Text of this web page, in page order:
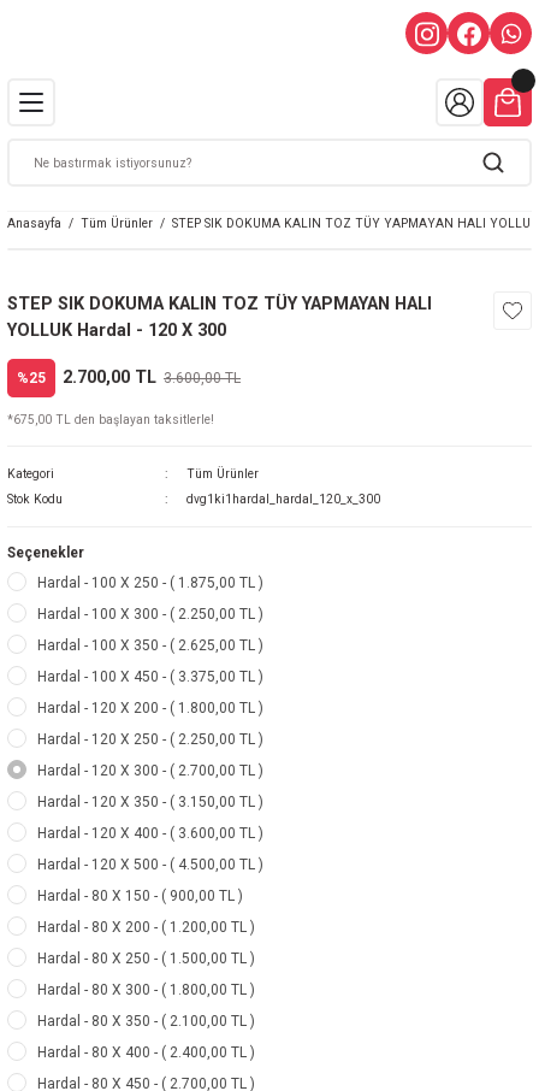
Anasayfa Tüm Ürünler STEP SIK DOKUMA KALIN TOZ TÜY YAPMAYAN HALI
STEP SIK DOKUMA KALIN TOZ TÜY YAPMAYAN HALI
YOLLUK Hardal - 120 X 300
%25 2.700,00 TL 3.600,00 TL
*675,00 TL den başlayan taksitlerle!
Kategori
Tüm Ürünler
Stok Kodu
dvg1ki1hardal_hardal_120_x_300
Seçenekler
Hardal - 100 X 250 - ( 1.875,00 TL )
Hardal - 100 X 300 - ( 2.250,00 TL )
Hardal - 100 X 350 - ( 2.625,00 TL )
Hardal - 100 X 450 - ( 3.375,00 TL )
Hardal - 120 X 200 - ( 1.800,00 TL )
Hardal - 120 X 250 - ( 2.250,00 TL )
Hardal - 120 X 300 - ( 2.700,00 TL )
Hardal - 120 X 350 - ( 3.150,00 TL )
Hardal - 120 X 400 - ( 3.600,00 TL )
Hardal - 120 X 500 - ( 4.500,00 TL )
Hardal - 80 X 150 - ( 900,00 TL )
Hardal - 80 X 200 - ( 1.200,00 TL )
Hardal - 80 X 250 - ( 1.500,00 TL )
Hardal - 80 X 300 - ( 1.800,00 TL )
Hardal - 80 X 350 - ( 2.100,00 TL )
Hardal - 80 X 400 - ( 2.400,00 TL )
Hardal - 80 X 450 - ( 2.700,00 TL )